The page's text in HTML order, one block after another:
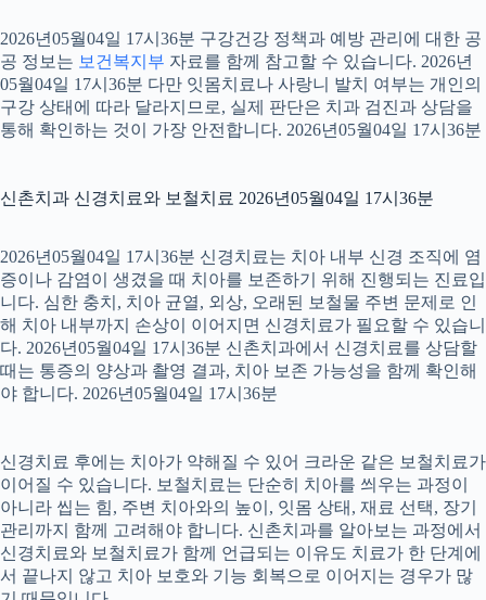
2026년05월04일 17시36분 구강건강 정책과 예방 관리에 대한 공
공 정보는 보건복지부 자료를 함께 참고할 수 있습니다. 2026년
05월04일 17시36분 다만 잇몸치료나 사랑니 발치 여부는 개인의
구강 상태에 따라 달라지므로, 실제 판단은 치과 검진과 상담을
통해 확인하는 것이 가장 안전합니다. 2026년05월04일 17시36분
신촌치과 신경치료와 보철치료 2026년05월04일 17시36분
2026년05월04일 17시36분 신경치료는 치아 내부 신경 조직에 염
증이나 감염이 생겼을 때 치아를 보존하기 위해 진행되는 진료입
니다. 심한 충치, 치아 균열, 외상, 오래된 보철물 주변 문제로 인
해 치아 내부까지 손상이 이어지면 신경치료가 필요할 수 있습니
다. 2026년05월04일 17시36분 신촌치과에서 신경치료를 상담할
때는 통증의 양상과 촬영 결과, 치아 보존 가능성을 함께 확인해
야 합니다. 2026년05월04일 17시36분
신경치료 후에는 치아가 약해질 수 있어 크라운 같은 보철치료가
이어질 수 있습니다. 보철치료는 단순히 치아를 씌우는 과정이
아니라 씹는 힘, 주변 치아와의 높이, 잇몸 상태, 재료 선택, 장기
관리까지 함께 고려해야 합니다. 신촌치과를 알아보는 과정에서
신경치료와 보철치료가 함께 언급되는 이유도 치료가 한 단계에
서 끝나지 않고 치아 보호와 기능 회복으로 이어지는 경우가 많